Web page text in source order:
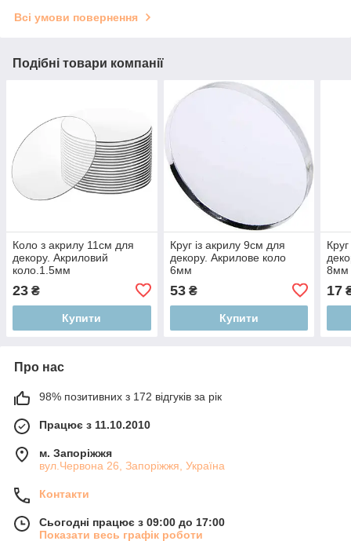
Всі умови повернення
Подібні товари компанії
Коло з акрилу 11см для
декору. Акриловий
коло.1.5мм
23 ₴
Купити
Круг із акрилу 9см для
декору. Акрилове коло
6мм
53₴
Купити
8мм
17
Про нас
98% позитивних з 172 відгуків за рік
Працює з 11.10.2010
м. Запоріжжя
вул.Червона 26, Запоріжжя, Україна
Контакти
Сьогодні працює з 09:00 до 17:00
Показати весь графік роботи